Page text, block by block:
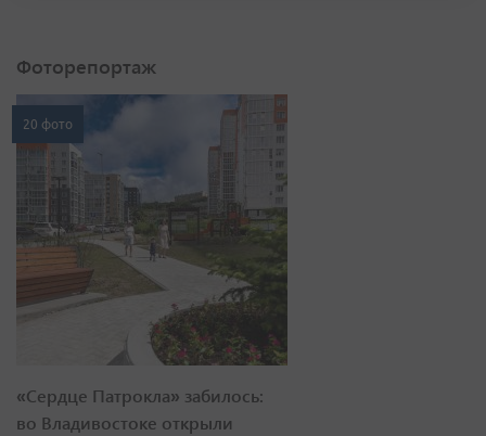
Фоторепортаж
20 фото
«Сердце Патрокла» забилось:
во Владивостоке открыли